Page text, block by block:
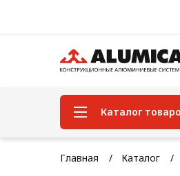
Каталог
Система
Главная Каталог